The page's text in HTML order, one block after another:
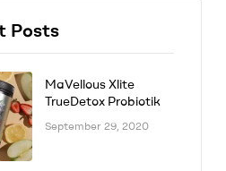
Posts
MaVellous Xlite
TrueDetox Probiotik
September 29, 2020